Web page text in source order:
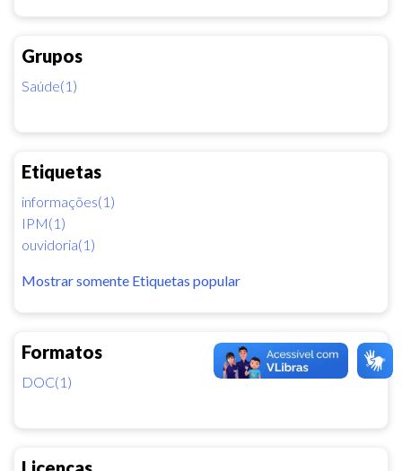
Grupos
Saúde(1)
Etiquetas
informações(1)
IPM(1)
ouvidoria(1)
Mostrar somente Etiquetas popular
Formatos
DOC(1)